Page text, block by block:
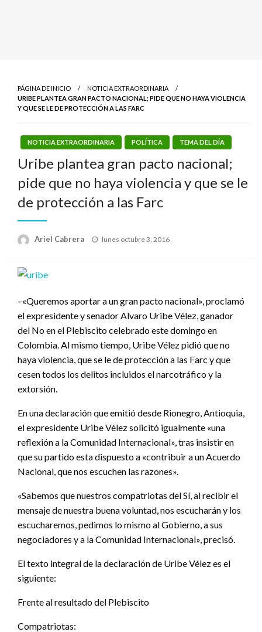
PÁGINA DE INICIO
NOTICIA EXTRAORDINARIA
URIBE PLANTEA GRAN PACTO NACIONAL; PIDE QUE NO HAYA VIOLENCIA
Y QUE SE LE DE PROTECCIÓN A LAS FARC
NOTICIA EXTRAORDINARIA POLÍTICA TEMA DEL DÍA
Uribe plantea gran pacto nacional;
pide que no haya violencia y que se le
de protección a las Farc
Ariel Cabrera
Publicado
lunes octubre 3, 2016
–«Queremos aportar a un gran pacto nacional», proclamó
el expresidente y senador Alvaro Uribe Vélez, ganador
del No en el Plebiscito celebrado este domingo en
Colombia. Al mismo tiempo, Uribe Vélez pidió que no
haya violencia, que se le de protección a las Farc y que
cesen todos los delitos incluidos el narcotráfico y la
extorsión.
En una declaración que emitió desde Rionegro, Antioquia,
el expresidente Uribe Vélez solicitó igualmente «una
reflexión a la Comunidad Internacional», tras insistir en
que su partido esta dispuesto a «contribuir a un Acuerdo
Nacional, que nos escuchen las razones».
«Sabemos que nuestros compatriotas del Sí, al recibir el
mensaje de nuestra buena voluntad, nos escucharán y los
escucharemos, pedimos lo mismo al Gobierno, a sus
negociadores y a la Comunidad Internacional», precisó.
El texto integral de la declaración de Uribe Vélez es el
siguiente:
Frente al resultado del Plebiscito
Compatriotas: